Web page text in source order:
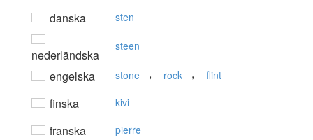
danska sten
nederländska
steen
engelska stone , rock , flint
finska kivi
franska pierre